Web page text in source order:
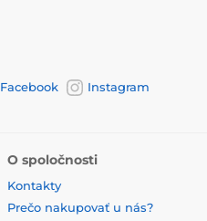
Facebook
Instagram
O spoločnosti
Kontakty
Prečo nakupovať u nás?